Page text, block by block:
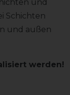
und
Schichten
und außen
werden!